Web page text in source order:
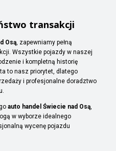
transakcji
Osą, zapewniamy pełną
Wszystkie pojazdy w naszej
i kompletną historię
to nasz priorytet, dlatego
i profesjonalne doradztwo
auto handel Świecie nad Osą,
w wyborze idealnego
wycenę pojazdu